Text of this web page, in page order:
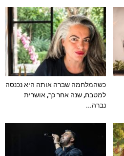
כשהמלחמה שברה אותה היא נכנסה
למטבח, שנה אחר כך, אושרית
נברה...